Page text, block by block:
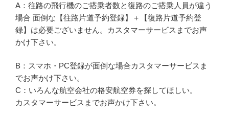
A：往路の飛行機のご搭乗者数と復路のご搭乗人員が違う
場合 面倒な【往路片道予約登録】＋【復路片道予約登
録】は必要ございません。カスタマーサービスまでお声
かけ下さい。
B：スマホ・PC登録が面倒な場合カスタマーサービスま
でお声かけ下さい。
C：いろんな航空会社の格安航空券を探してほしい。
カスタマーサービスまでお声かけ下さい。